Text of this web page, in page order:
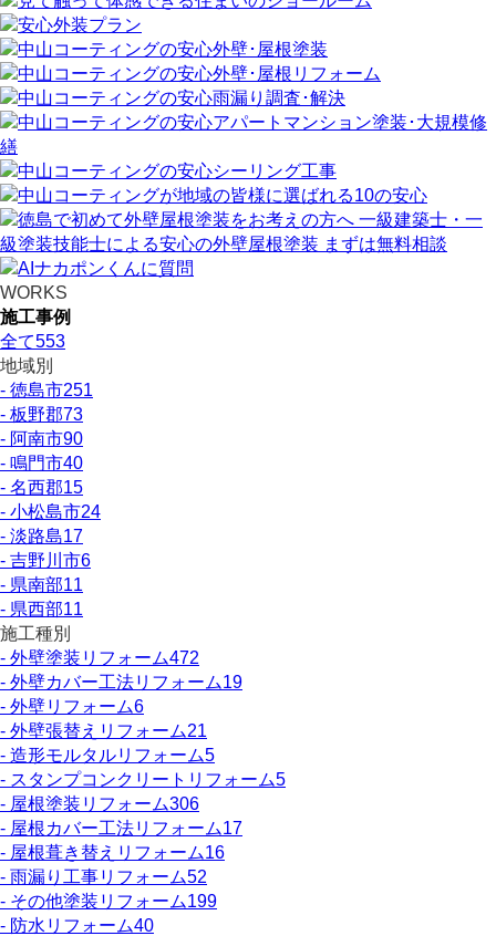
WORKS
施工事例
全て553
地域別
- 徳島市251
- 板野郡73
- 阿南市90
- 鳴門市40
- 名西郡15
- 小松島市24
- 淡路島17
- 吉野川市6
- 県南部11
- 県西部11
施工種別
- 外壁塗装リフォーム472
- 外壁カバー工法リフォーム19
- 外壁リフォーム6
- 外壁張替えリフォーム21
- 造形モルタルリフォーム5
- スタンプコンクリートリフォーム5
- 屋根塗装リフォーム306
- 屋根カバー工法リフォーム17
- 屋根葺き替えリフォーム16
- 雨漏り工事リフォーム52
- その他塗装リフォーム199
- 防水リフォーム40